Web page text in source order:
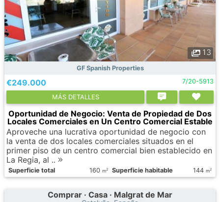
13
GF Spanish Properties
€249.000 7/20-5913
МÁS DETALLES
Oportunidad de Negocio: Venta de Propiedad de Dos
Locales Comerciales en Un Centro Comercial Estable
Aproveche una lucrativa oportunidad de negocio con
la venta de dos locales comerciales situados en el
primer piso de un centro comercial bien establecido en
La Regia, al ..
Superficie total 160 m2 Superficie habitable 144 m2
Comprar · Casa · Malgrat de Mar